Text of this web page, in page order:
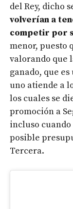
del Rey, dicho
volverían a
competir por
menor, puesto
valorando que
ganado, que
uno atiende a
los cuales se
promoción a
incluso
posible
Tercera.